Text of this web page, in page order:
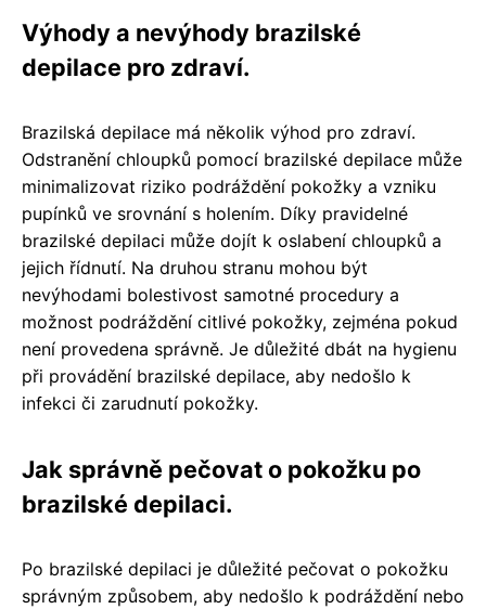
Výhody a nevýhody brazilské
depilace pro zdraví.
Brazilská depilace má několik výhod pro zdraví.
Odstranění chloupků pomocí brazilské depilace může
minimalizovat riziko podráždění pokožky a vzniku
pupínků ve srovnání s holením. Díky pravidelné
brazilské depilaci může dojít k oslabení chloupků a
jejich řídnutí. Na druhou stranu mohou být
nevýhodami bolestivost samotné procedury a
možnost podráždění citlivé pokožky, zejména pokud
není provedena správně. Je důležité dbát na hygienu
při provádění brazilské depilace, aby nedošlo k
infekci či zarudnutí pokožky.
Jak správně pečovat o pokožku po
brazilské depilaci.
Po brazilské depilaci je důležité pečovat o pokožku
správným způsobem, aby nedošlo k podráždění nebo